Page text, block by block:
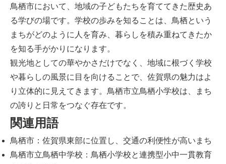
鳥栖市において、地域の子どもたちを育ててきた歴史あ
る学びの場です。学校の歩みを知ることは、鳥栖という
まちがどのように人を育み、暮らしを積み重ねてきたか
を知る手がかりになります。
観光地としての華やかさだけでなく、地域に根づく学校
や暮らしの風景に目を向けることで、佐賀県の魅力はよ
り立体的に見えてきます。鳥栖市立鳥栖小学校は、まち
の誇りと日常をつなぐ存在です。
関連用語
鳥栖市：佐賀県東部に位置し、交通の利便性が高いまち
鳥栖市立鳥栖中学校：鳥栖小学校と連携型小中一貫教育